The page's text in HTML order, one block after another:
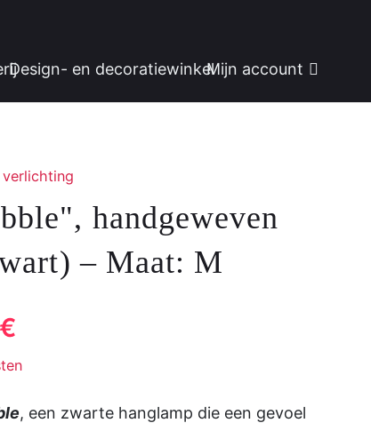
Design- en decoratiewinkelMijn account
verlichting
handgeweven
– Maat: M
€
huidige
prijs
, een zwarte hanglamp die een gevoel